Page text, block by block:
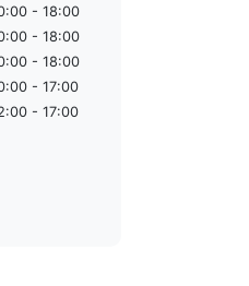
- 18:00
- 18:00
- 18:00
- 17:00
- 17:00